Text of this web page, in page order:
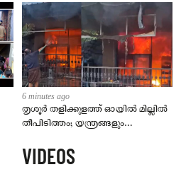
6 minutes ago
തൃശൂർ തളിക്കുളത്ത് ഓയിൽ മില്ലിൽ
തീപിടിത്തം; യന്ത്രങ്ങളും
കത്തിനശിച്ചു
VIDEOS